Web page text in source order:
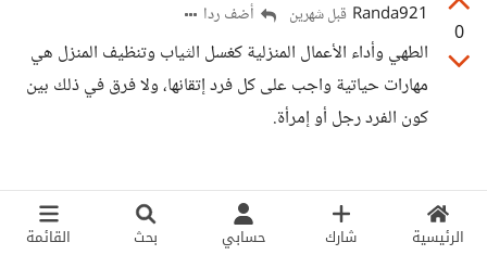
الرئيسية شارك حسابي بحث القائمة
0
Randa921 قبل شهرين أضف ردا
الطهي وأداء الأعمال المنزلية كغسل الثياب وتنظيف المنزل هي
مهارات حياتية واجب على كل فرد إتقانها، ولا فرق في ذلك بين
كون الفرد رجل أو إمرأة.